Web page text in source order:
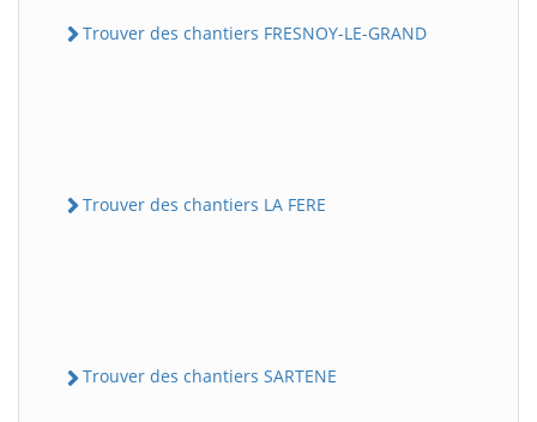
Trouver des chantiers FRESNOY-LE-GRAND
Trouver des chantiers LA FERE
Trouver des chantiers SARTENE